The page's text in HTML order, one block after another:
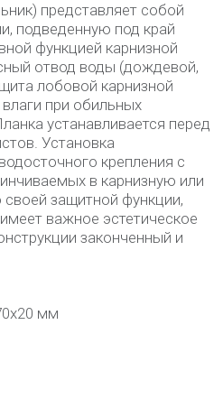
представляет собой
подведенную под край
функцией карнизной
отвод воды (дождевой,
лобовой карнизной
при обильных
устанавливается перед
Установка
крепления с
в карнизную или
защитной функции,
важное эстетическое
законченный и
мм